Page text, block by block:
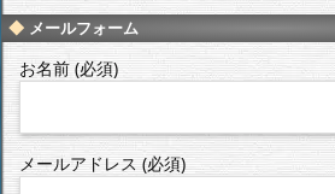
メールフォーム
お名前 (必須)
メールアドレス (必須)